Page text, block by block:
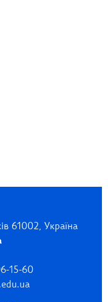
61002, Україна
15-60